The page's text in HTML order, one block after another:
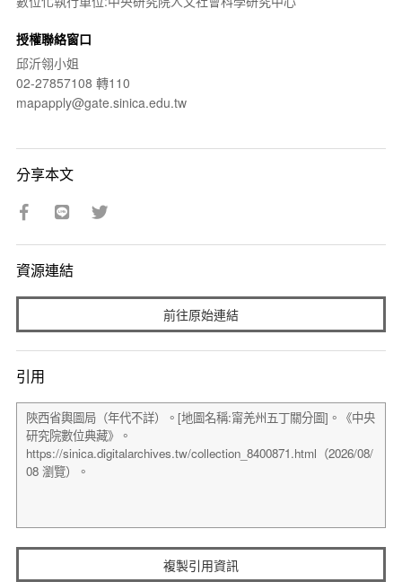
授權聯絡窗口
邱沂翎小姐
02-27857108 轉110
mapapply@gate.sinica.edu.tw
分享本文
資源連結
前往原始連結
引用
複製引用資訊